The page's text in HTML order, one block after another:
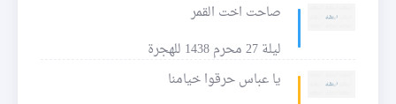
صاحت اخت القمر
ليلة 27 محرم 1438 للهجرة
يا عباس حرقوا خيامنا